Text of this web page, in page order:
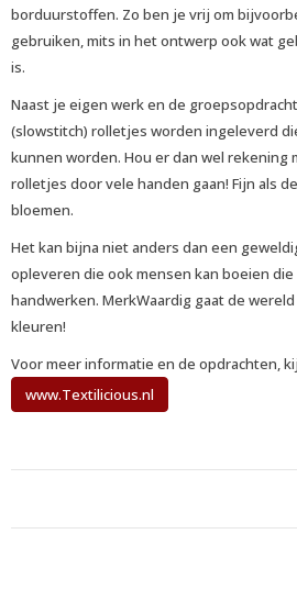
borduurstoffen. Zo ben je vrij om
gebruiken, mits in het ontwerp ook wat
is.
Naast je eigen werk en de
(slowstitch) rolletjes worden ingeleverd
kunnen worden. Hou er dan wel rekening
rolletjes door vele handen gaan! Fijn als
bloemen.
Het kan bijna niet anders dan een
opleveren die ook mensen kan boeien
handwerken. MerkWaardig gaat de
kleuren!
Voor meer informatie en de opdrachten,
www.Textilicious.nl